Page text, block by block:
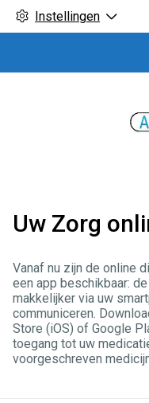
Instellingen
Uw Zorg
Vanaf nu zijn de online
een app beschikbaar:
makkelijker via uw
communiceren.
Store (iOS) of Google
toegang tot uw
voorgeschreven